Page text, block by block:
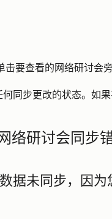
击要查看的网络研讨会
同步更改的状态。如
络研讨会同步
据未同步，因为